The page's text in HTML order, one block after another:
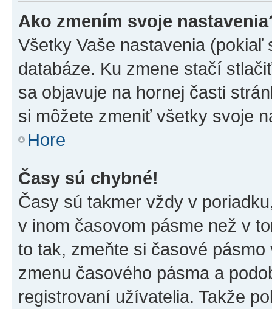
Ako zmením svoje
Všetky Vaše nastavenia
databáze. Ku zmene stačí
sa objavuje na hornej časti
si môžete zmeniť všetky svoje
Hore
Časy sú chybné!
Časy sú takmer vždy v
v inom časovom pásme než v
to tak, zmeňte si časové
zmenu časového pásma a
registrovaní užívatelia. Takže